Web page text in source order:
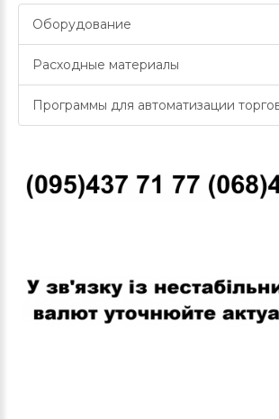
Оборудование
Расходные материалы
Программы для автоматизации